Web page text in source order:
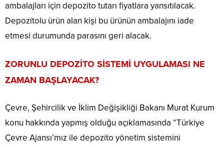
ambalajları için depozito tutarı fiyatlara yansıtılacak.
Depozitolu ürün alan kişi bu ürünün ambalajını iade
etmesi durumunda parasını geri alacak.
ZORUNLU DEPOZİTO SİSTEMİ UYGULAMASI NE
ZAMAN BAŞLAYACAK?
Çevre, Şehircilik ve İklim Değişikliği Bakanı Murat Kurum
konu hakkında yapmış olduğu açıklamasında “Türkiye
Çevre Ajansı’mız ile depozito yönetim sistemini